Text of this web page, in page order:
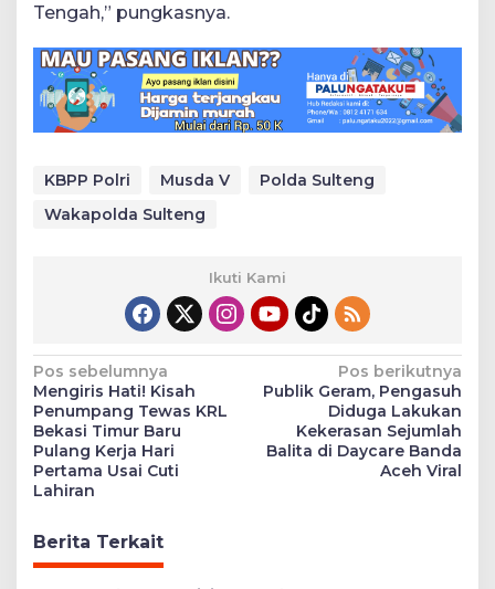
Tengah,” pungkasnya.
KBPP Polri Musda V
Polda Sulteng
Wakapolda Sulteng
Ikuti Kami
Navigasi
pos
Pos sebelumnya
Mengiris Hati! Kisah
Penumpang Tewas KRL
Bekasi Timur Baru
Pulang Kerja Hari
Pertama Usai Cuti
Lahiran
Pos berikutnya
Publik Geram, Pengasuh
Diduga Lakukan
Kekerasan Sejumlah
Balita di Daycare Banda
Aceh Viral
Berita Terkait